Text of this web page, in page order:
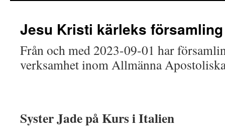
Jesu Kristi kärleks församling
Från och med 2023-09-01 har
verksamhet inom Allmänna
Syster Jade på Kurs i Italien